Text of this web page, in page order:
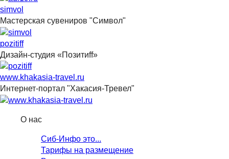
simvol
Мастерская сувениров "Символ"
pozitiff
Дизайн-студия «Позитиff»
www.khakasia-travel.ru
Интернет-портал "Хакасия-Тревел"
О нас
Сиб-Инфо это...
Тарифы на размещение